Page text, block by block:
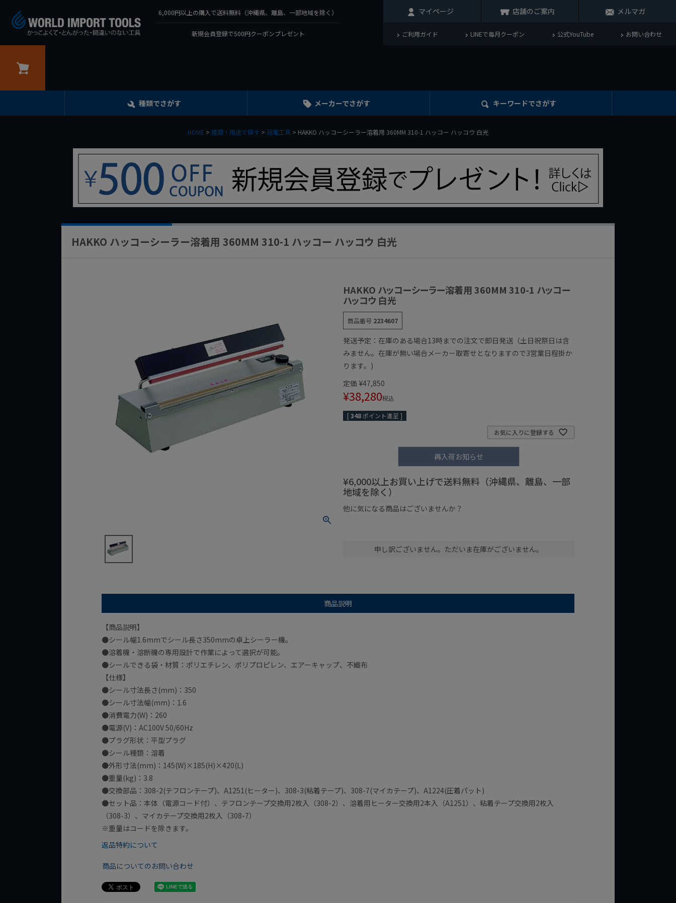
6,000円以上の購入で送料無料（沖縄県、離島、一部地域を除く）
新規会員登録で500円クーポンプレゼント
マイページ 店舗のご案内 メルマガ
ご利用ガイド LINEで毎月クーポン 公式YouTube お問い合わせ
種類でさがす メーカーでさがす キーワードでさがす
HOME 種類・用途で探す 弱電工具 HAKKO ハッコーシーラー溶着用 360MM 310-1 ハッコー ハッコウ 白光
HAKKO ハッコーシーラー溶着用 360MM 310-1 ハッコー ハッコウ 白光
HAKKO ハッコーシーラー溶着用 360MM 310-1 ハッコー
ハッコウ 白光
商品番号 2234607
発送予定：在庫のある場合13時までの注文で即日発送（土日祝祭日は含
みません。在庫が無い場合メーカー取寄せとなりますので3営業日程掛か
ります。)
定価 ¥47,850
¥38,280税込
[348ポイント進呈 ]
お気に入りに登録する
再入荷お知らせ
¥6,000以上お買い上げで送料無料（沖縄県、離島、一部
地域を除く）
他に気になる商品はございませんか？
申し訳ございません。ただいま在庫がございません。
商品説明
【商品説明】
●シール幅1.6mmでシール長さ350mmの卓上シーラー機。
●溶着機・溶断機の専用設計で作業によって選択が可能。
●シールできる袋・材質：ポリエチレン、ポリプロピレン、エアーキャップ、不織布
【仕様】
●シール寸法長さ(mm)：350
●シール寸法幅(mm)：1.6
●消費電力(W)：260
●電源(V)：AC100V 50/60Hz
●プラグ形状：平型プラグ
●シール種類：溶着
●外形寸法(mm)：145(W)×185(H)×420(L)
●重量(kg)：3.8
●交換部品：308-2(テフロンテープ)、A1251(ヒーター)、308-3(粘着テープ)、308-7(マイカテープ)、A1224(圧着パット)
●セット品：本体（電源コード付）、テフロンテープ交換用2枚入（308-2）、溶着用ヒーター交換用2本入（A1251）、粘着テープ交換用2枚入
（308-3）、マイカテープ交換用2枚入（308-7）
※重量はコードを除きます。
返品特約について
商品についてのお問い合わせ